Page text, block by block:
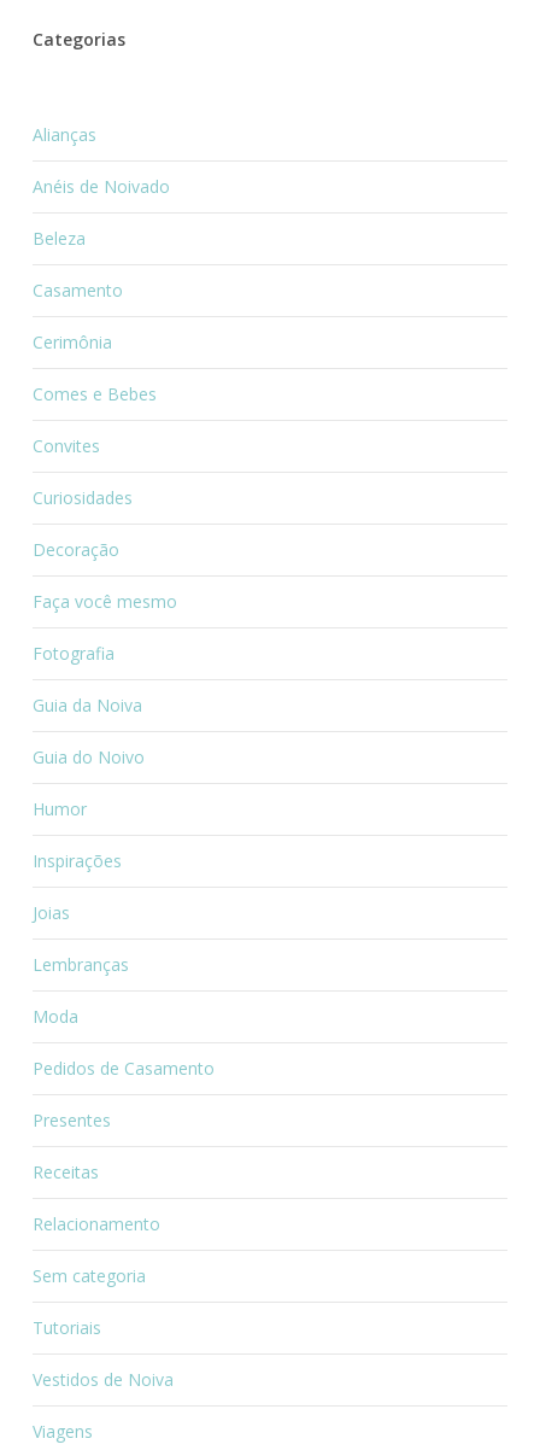
Categorias
Alianças
Anéis de Noivado
Beleza
Casamento
Cerimônia
Comes e Bebes
Convites
Curiosidades
Decoração
Faça você mesmo
Fotografia
Guia da Noiva
Guia do Noivo
Humor
Inspirações
Joias
Lembranças
Moda
Pedidos de Casamento
Presentes
Receitas
Relacionamento
Sem categoria
Tutoriais
Vestidos de Noiva
Viagens